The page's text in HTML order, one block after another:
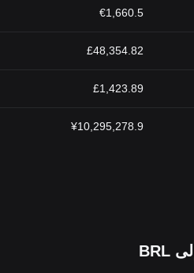
€1,660.5
£48,354.82
£1,423.89
¥10,295,278.9